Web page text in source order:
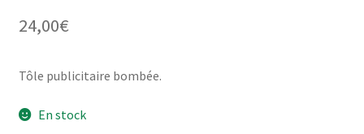
24,00€
Tôle publicitaire bombée.
En stock